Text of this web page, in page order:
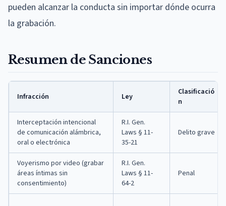
pueden alcanzar la conducta sin importar dónde ocurra
la grabación.
Resumen de Sanciones
Infracción Ley
Clasificació
n
Interceptación intencional
de comunicación alámbrica,
oral o electrónica
R.I. Gen.
Laws § 11-
35-21
Delito grave
Voyerismo por video (grabar
áreas íntimas sin
consentimiento)
R.I. Gen.
Laws § 11-
64-2
Penal